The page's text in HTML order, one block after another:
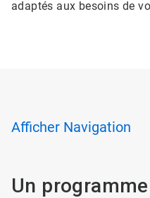
adaptés aux besoins de
Afficher Navigation
Un